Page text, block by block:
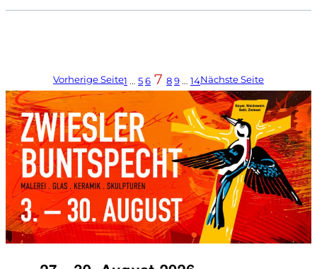
Vorherige Seite1 … 56 7 89 … 14Nächste Seite